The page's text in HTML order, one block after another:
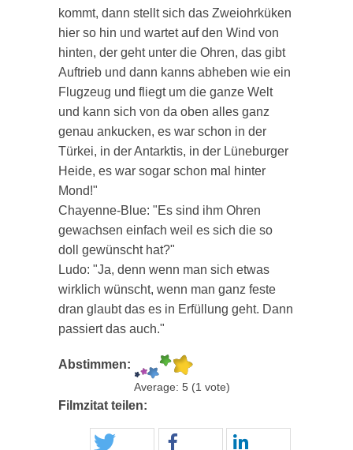
kommt, dann stellt sich das Zweiohrküken
hier so hin und wartet auf den Wind von
hinten, der geht unter die Ohren, das gibt
Auftrieb und dann kanns abheben wie ein
Flugzeug und fliegt um die ganze Welt
und kann sich von da oben alles ganz
genau ankucken, es war schon in der
Türkei, in der Antarktis, in der Lüneburger
Heide, es war sogar schon mal hinter
Mond!"
Chayenne-Blue: "Es sind ihm Ohren
gewachsen einfach weil es sich die so
doll gewünscht hat?"
Ludo: "Ja, denn wenn man sich etwas
wirklich wünscht, wenn man ganz feste
dran glaubt das es in Erfüllung geht. Dann
passiert das auch."
Abstimmen:
Average: 5 (1 vote)
Filmzitat teilen: